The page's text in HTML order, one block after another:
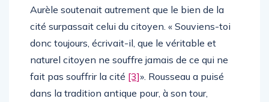
Aurèle soutenait autrement que le bien de la
cité surpassait celui du citoyen. « Souviens-toi
donc toujours, écrivait-il, que le véritable et
naturel citoyen ne souffre jamais de ce qui ne
fait pas souffrir la cité [3]». Rousseau a puisé
dans la tradition antique pour, à son tour,